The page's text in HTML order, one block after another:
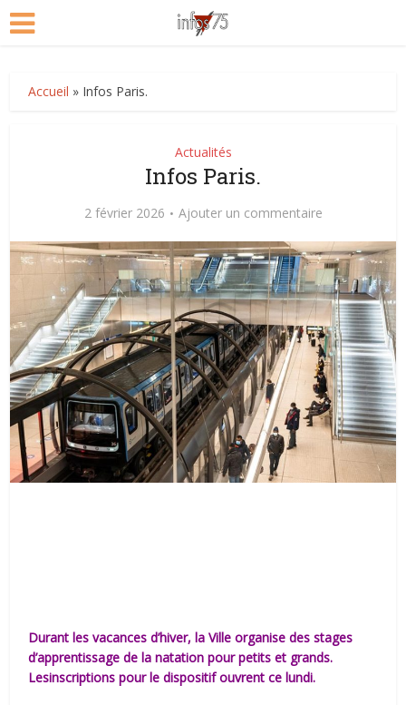
Accueil » Infos Paris.
Actualités
Infos Paris.
2 février 2026 Ajouter un commentaire
Durant les vacances d’hiver, la Ville organise des stages
d’apprentissage de la natation pour petits et grands.
Lesinscriptions pour le dispositif ouvrent ce lundi.